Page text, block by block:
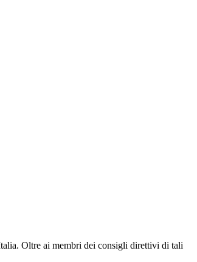
Oltre ai membri dei consigli direttivi di tali